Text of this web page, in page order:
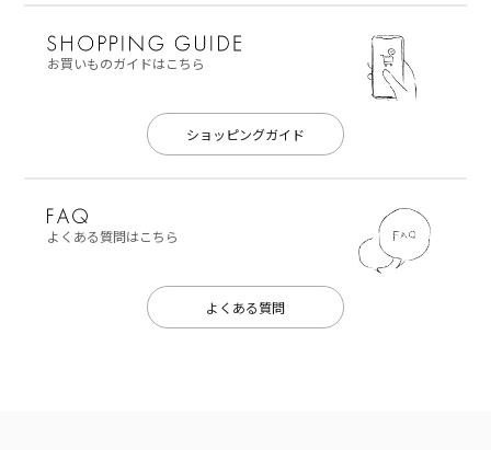
お買いものガイドはこちら
ショッピングガイド
よくある質問はこちら
よくある質問